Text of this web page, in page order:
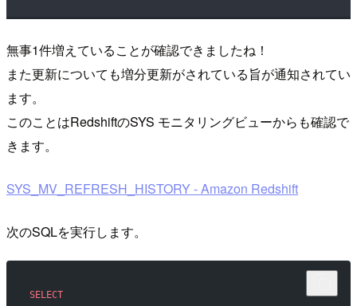
無事1件増えていることが確認できましたね！
また更新についても増分更新がされている旨が通知されてい
ます。
このことはRedshiftのSYS モニタリングビューからも確認で
きます。
SYS_MV_REFRESH_HISTORY - Amazon Redshift
次のSQLを実行します。
SELECT